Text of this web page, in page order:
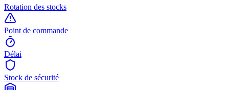
Rotation des stocks
Point de commande
Délai
Stock de sécurité